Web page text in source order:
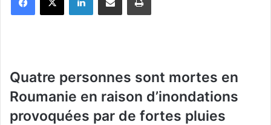
Quatre personnes sont mortes en
Roumanie en raison d’inondations
provoquées par de fortes pluies